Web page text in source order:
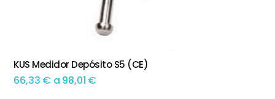
TEM OPÇÕES
KUS Medidor Depósito S5 (CE)
66,33 € a 98,01 €